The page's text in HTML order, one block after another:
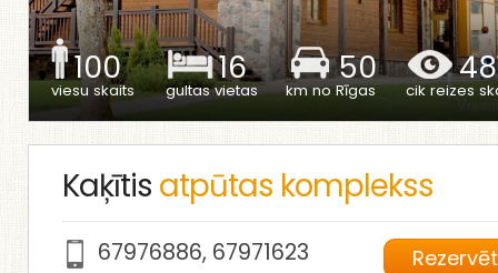
100
viesu skaits
16
gultas vietas
50
km no Rīgas cik reizes
Kaķītis atpūtas komplekss
Rezervēt
67976886, 67971623